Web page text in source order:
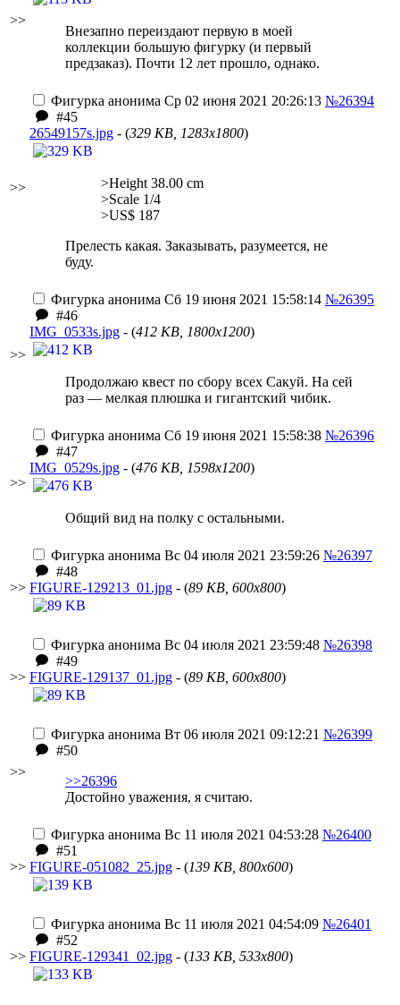
>>
Внезапно переиздают первую в моей
коллекции большую фигурку (и первый
предзаказ). Почти 12 лет прошло, однако.
>>
Фигурка анонима Ср 02 июня 2021 20:26:13 №26394
#45
26549157s.jpg - (329 KB, 1283x1800)
>Height 38.00 cm
>Scale 1/4
>US$ 187
Прелесть какая. Заказывать, разумеется, не
буду.
>>
Фигурка анонима Сб 19 июня 2021 15:58:14 №26395
#46
IMG_0533s.jpg - (412 KB, 1800x1200)
Продолжаю квест по сбору всех Сакуй. На сей
раз — мелкая плюшка и гигантский чибик.
>>
Фигурка анонима Сб 19 июня 2021 15:58:38 №26396
#47
IMG_0529s.jpg - (476 KB, 1598x1200)
Общий вид на полку с остальными.
>>
Фигурка анонима Вс 04 июля 2021 23:59:26 №26397
#48
FIGURE-129213_01.jpg - (89 KB, 600x800)
>>
Фигурка анонима Вс 04 июля 2021 23:59:48 №26398
#49
FIGURE-129137_01.jpg - (89 KB, 600x800)
>>
Фигурка анонима Вт 06 июля 2021 09:12:21 №26399
#50
>>26396
Достойно уважения, я считаю.
>>
Фигурка анонима Вс 11 июля 2021 04:53:28 №26400
#51
FIGURE-051082_25.jpg - (139 KB, 800x600)
>>
Фигурка анонима Вс 11 июля 2021 04:54:09 №26401
#52
FIGURE-129341_02.jpg - (133 KB, 533x800)